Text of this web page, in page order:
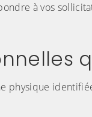
à vos
physique